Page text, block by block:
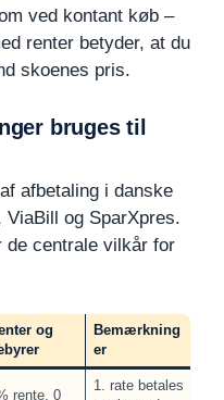
ved kontant køb –
renter betyder, at du
skoenes pris.
bruges til
afbetaling i danske
og SparXpres.
de centrale vilkår for
og
Bemærkning
er
rente, 0
1. rate betales